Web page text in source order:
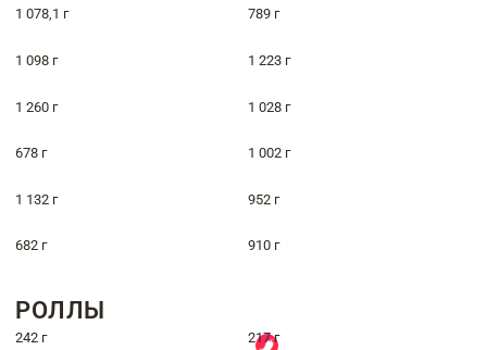
1 078,1 г 789 г
1 098 г 1 223 г
1 260 г 1 028 г
678 г 1 002 г
1 132 г 952 г
682 г 910 г
РОЛЛЫ
242 г 217 г